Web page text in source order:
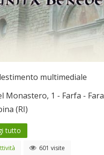
multimediale
Monastero, 1 - Farfa - Fara
(RI)
tutto
601 visite